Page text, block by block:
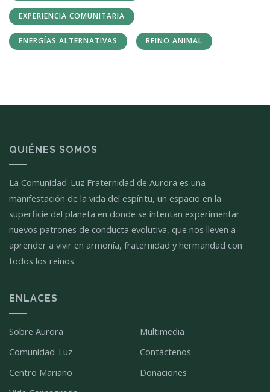
EXPERIENCIA COMUNITARIA
ENERGÍAS ALTERNATIVAS REINO ANIMAL
QUIÉNES SOMOS
La Comunidad-Luz Fraternidad de Aurora es una
manifestación de la vida del espíritu, un espacio en la
superficie del planeta en donde se intentan experimentar
nuevos patrones de conducta evolutiva, que nos lleven a
aprender a vivir en armonía, fraternidad y hermandad con
todos los reinos.
ENLACES
Sobre Aurora
Comunidad-Luz
Centro Mariano
Multimedia
Contáctenos
Donaciones